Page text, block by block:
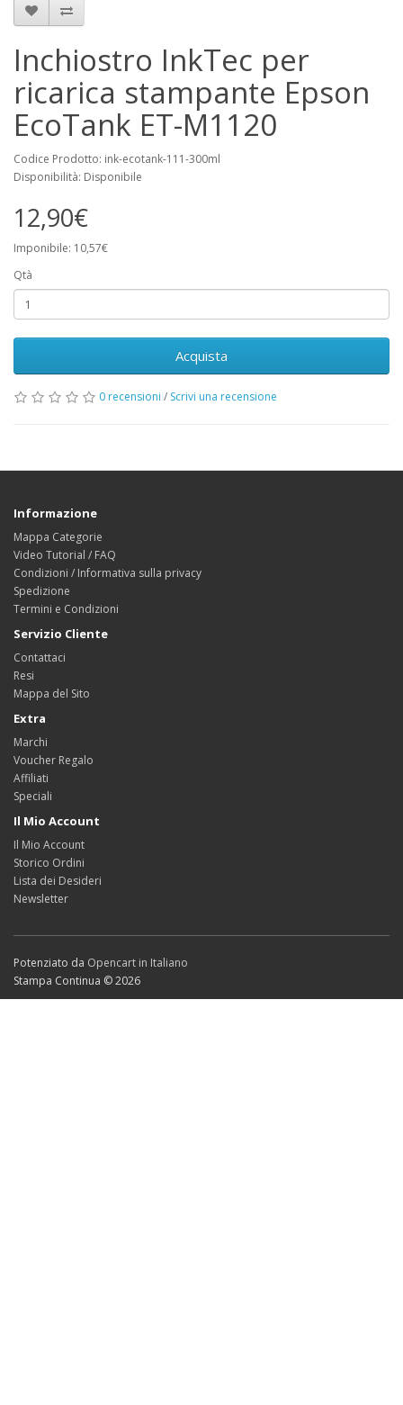
Inchiostro InkTec per
ricarica stampante Epson
EcoTank ET-M1120
Codice Prodotto: ink-ecotank-111-300ml
Disponibilità: Disponibile
12,90€
Imponibile: 10,57€
Qtà
Acquista
0 recensioni / Scrivi una recensione
Informazione
Mappa Categorie
Video Tutorial / FAQ
Condizioni / Informativa sulla privacy
Spedizione
Termini e Condizioni
Servizio Cliente
Contattaci
Resi
Mappa del Sito
Extra
Marchi
Voucher Regalo
Affiliati
Speciali
Il Mio Account
Il Mio Account
Storico Ordini
Lista dei Desideri
Newsletter
Potenziato da Opencart in Italiano
Stampa Continua © 2026